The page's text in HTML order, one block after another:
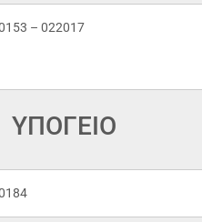
– 022017
ΥΠΟΓΕΙΟ